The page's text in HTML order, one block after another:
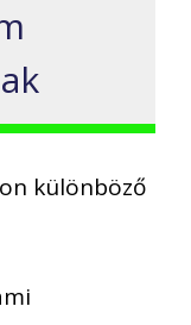
különböző